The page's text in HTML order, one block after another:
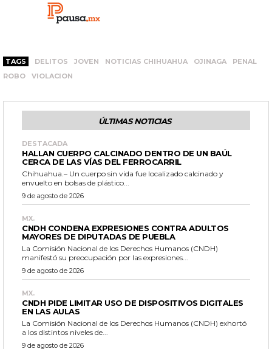
TAGS DELITOS JOVEN NOTICIAS CHIHUAHUA OJINAGA
PENAL
ROBO
VIOLACION
ÚLTIMAS NOTICIAS
DESTACADA
HALLAN CUERPO CALCINADO DENTRO DE UN BAÚL
CERCA DE LAS VÍAS DEL FERROCARRIL
Chihuahua.– Un cuerpo sin vida fue localizado calcinado y
envuelto en bolsas de plástico...
9 de agosto de 2026
MX.
CNDH CONDENA EXPRESIONES CONTRA ADULTOS
MAYORES DE DIPUTADAS DE PUEBLA
La Comisión Nacional de los Derechos Humanos (CNDH)
manifestó su preocupación por las expresiones...
9 de agosto de 2026
MX.
CNDH PIDE LIMITAR USO DE DISPOSITIVOS DIGITALES
EN LAS AULAS
La Comisión Nacional de los Derechos Humanos (CNDH) exhortó
a los distintos niveles de...
9 de agosto de 2026